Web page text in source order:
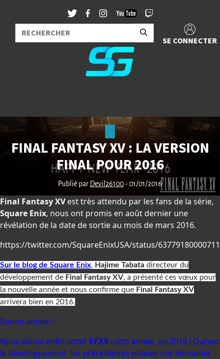
SE CONNECTER
FINAL FANTASY XV : LA VERSION
FINAL POUR 2016
Publié par Devil26100- 01/01/2016
Final Fantasy XVest très attendu par les fans de la série,
Square Enix, nous ont promis en août dernier une
révélation de la date de sortie au mois de mars 2016.
https://twitter.com/SquareEnixUSA/status/
Sur le blog de Square Enix, Hajime Tabata directeur du
développement de Final Fantasy XV, a présenté ces vœux pour
la nouvelle année et nous confirme que Final Fantasy XV
arrivera bien en 2016.
Bonne année !
Nous allons enfin sortir FFXVcette année, en 2016 ! Durant
le développement, les précédentes phases ont demandé